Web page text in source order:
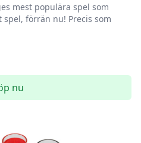
mest populära spel som
förrän nu! Precis som
nu